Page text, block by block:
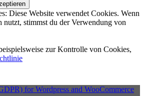
Diese Website verwendet Cookies. Wenn
nutzt, stimmst du der Verwendung von
zur Kontrolle von Cookies,